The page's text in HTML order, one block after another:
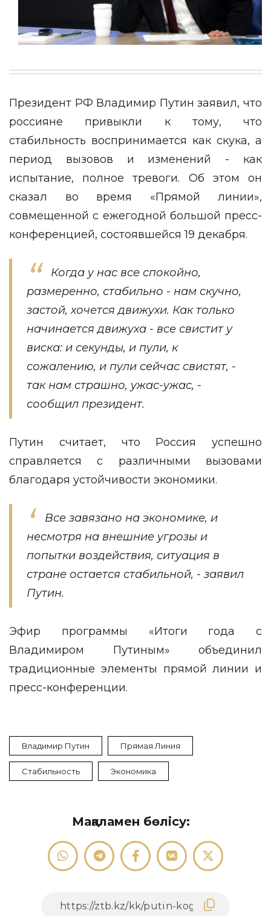
Президент РФ Владимир Путин заявил, что
россияне привыкли к тому, что
стабильность воспринимается как скука, а
период вызовов и изменений - как
испытание, полное тревоги. Об этом он
сказал во время «Прямой линии»,
совмещенной с ежегодной большой пресс-
конференцией, состоявшейся 19 декабря.
Когда у нас все спокойно,
размеренно, стабильно - нам скучно,
застой, хочется движухи. Как только
начинается движуха - все свистит у
виска: и секунды, и пули, к
сожалению, и пули сейчас свистят, -
так нам страшно, ужас-ужас, -
сообщил президент.
Путин считает, что Россия успешно
справляется с различными вызовами
благодаря устойчивости экономики.
Все завязано на экономике, и
несмотря на внешние угрозы и
попытки воздействия, ситуация в
стране остается стабильной, - заявил
Путин.
Эфир программы «Итоги года с
Владимиром Путиным» объединил
традиционные элементы прямой линии и
пресс-конференции.
Владимир Путин Прямая Линия
Стабильность Экономика
Мақаламен бөлісу: